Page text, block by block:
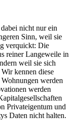
nicht nur ein
Sinn, weil sie
verquickt: Die
reiner Langeweile in
weil sie sich
kennen diese
werden
werden
Privateigentum und
Daten nicht halten.